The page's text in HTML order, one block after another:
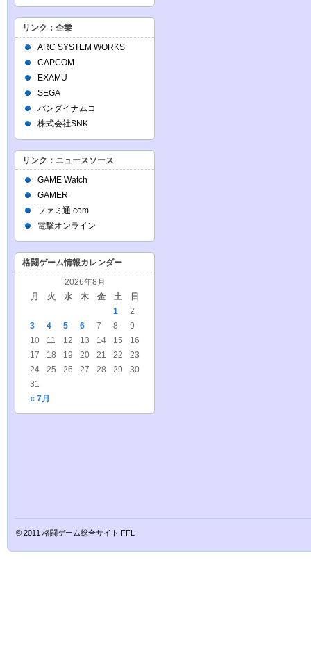
リンク：企業
ARC SYSTEM WORKS
CAPCOM
EXAMU
SEGA
バンダイナムコ
株式会社SNK
リンク：ニュースソース
GAME Watch
GAMER
ファミ通.com
電撃オンライン
格闘ゲーム情報カレンダー
2026年8月
月
火 水 木 金 土 日
« 7月
1
2
3
4 5 6 7 8
9
10
11 12 13 14 15
16
17
18 19 20 21 22
23
24
25 26 27 28 29
30
31
© 2011 格闘ゲーム総合サイト FFL